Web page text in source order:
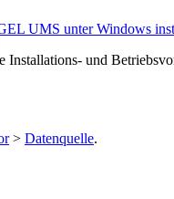
UMS unter Windows
und
> Datenquelle.